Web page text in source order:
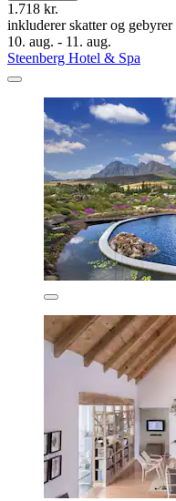
1.718 kr.
inkluderer skatter og gebyrer
10. aug. - 11. aug.
Steenberg Hotel & Spa